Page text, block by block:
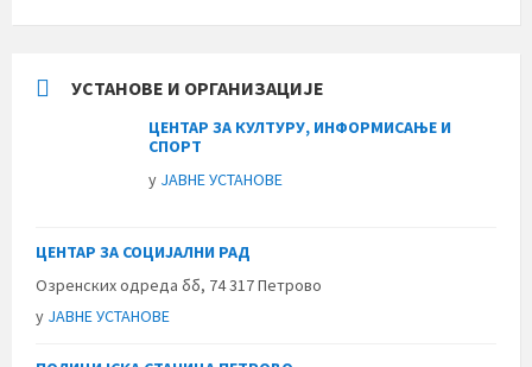
УСТАНОВЕ И ОРГАНИЗАЦИЈЕ
ЦЕНТАР ЗА КУЛТУРУ, ИНФОРМИСАЊЕ И
СПОРТ
у ЈАВНЕ УСТАНОВЕ
ЦЕНТАР ЗА СОЦИЈАЛНИ РАД
Озренских одреда бб, 74 317 Петрово
у ЈАВНЕ УСТАНОВЕ